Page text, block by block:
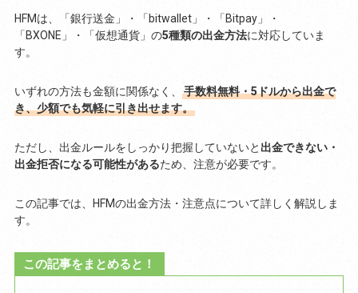
HFMは、「銀行送金」・「bitwallet」・「Bitpay」・
「BXONE」・「仮想通貨」の5種類の出金方法に対応していま
す。
いずれの方法も金額に関係なく、
手数料無料・5ドルから出金で
き、少額でも気軽に引き出せます。
ただし、出金ルールをしっかり把握していないと 出金できない・
出金拒否になる可能性があるため、注意が必要です。
この記事では、HFMの出金方法・注意点について詳しく解説しま
す。
この記事をまとめると！